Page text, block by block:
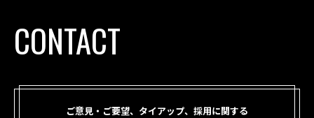
CONTACT
ご意見・ご要望、タイアップ、採用に関する